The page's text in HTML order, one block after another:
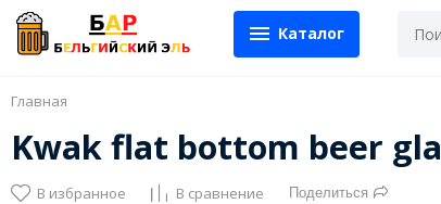
Каталог
Главная
Kwak flat bottom beer
В избранное В сравнение Поделиться